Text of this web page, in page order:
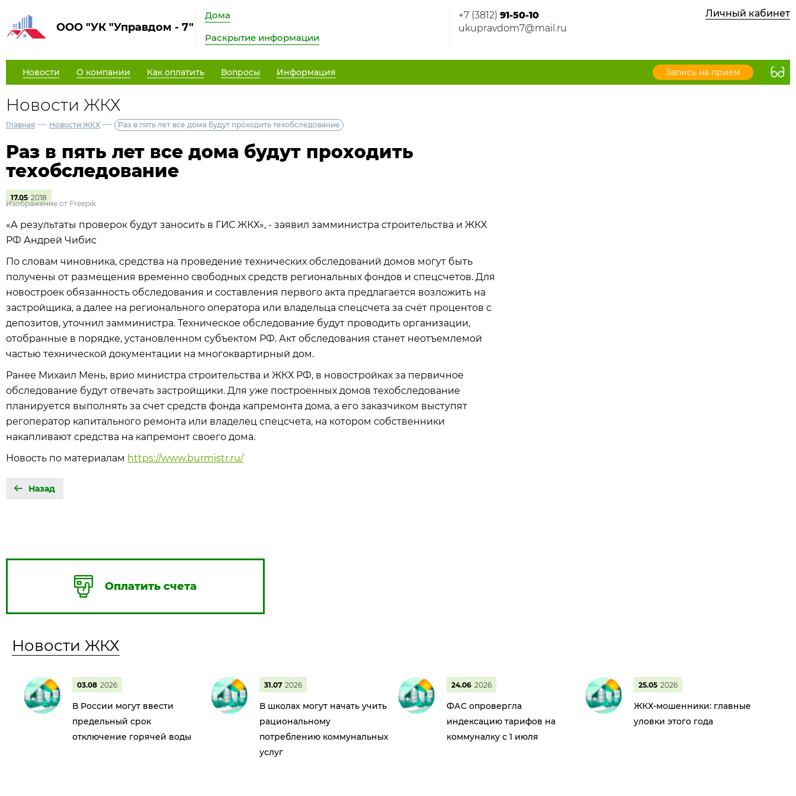
ООО "УК "Управдом - 7"
Дома
Раскрытие информации
+7 (3812) 91-50-10
ukupravdom7@mail.ru
Личный кабинет
Новости О компании Как оплатить Вопросы Информация Запись на прием
Новости ЖКХ
Главная — Новости ЖКХ — Раз в пять лет все дома будут проходить техобследование
Раз в пять лет все дома будут проходить
техобследование
17.05 2018
Изображение от Freepik
«А результаты проверок будут заносить в ГИС ЖКХ», - заявил замминистра строительства и ЖКХ
РФ Андрей Чибис
По словам чиновника, средства на проведение технических обследований домов могут быть
получены от размещения временно свободных средств региональных фондов и спецсчетов. Для
новостроек обязанность обследования и составления первого акта предлагается возложить на
застройщика, а далее на регионального оператора или владельца спецсчета за счёт процентов с
депозитов, уточнил замминистра. Техническое обследование будут проводить организации,
отобранные в порядке, установленном субъектом РФ. Акт обследования станет неотъемлемой
частью технической документации на многоквартирный дом.
Ранее Михаил Мень, врио министра строительства и ЖКХ РФ, в новостройках за первичное
обследование будут отвечать застройщики. Для уже построенных домов техобследование
планируется выполнять за счет средств фонда капремонта дома, а его заказчиком выступят
регоператор капитального ремонта или владелец спецсчета, на котором собственники
накапливают средства на капремонт своего дома.
Новость по материалам https://www.burmistr.ru/
Назад
Оплатить счета
Новости ЖКХ
03.08 2026
В России могут ввести
предельный срок
отключение горячей воды
31.07 2026
В школах могут начать учить
рациональному
потреблению коммунальных
услуг
24.06 2026
ФАС опровергла
индексацию тарифов на
коммуналку с 1 июля
25.05 2026
ЖКХ-мошенники: главные
уловки этого года